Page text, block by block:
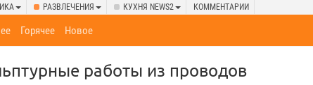
РАЗВЛЕЧЕНИЯ КУХНЯ NEWS2 КОММЕНТАРИИ
Горячее Новое
работы из проводов